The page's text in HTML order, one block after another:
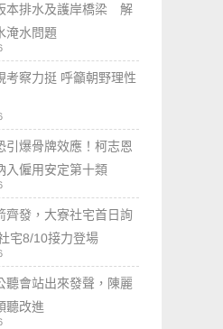
本排水及護岸橋梁 解
淹水問題
考察力挺 呼籲朝野理性
引爆骨牌效應！柯志恩
入僱用安定第十類
齊發，大寮社宅首日詢
宅8/10接力登場
聽會站出來發聲，陳麗
聽改進